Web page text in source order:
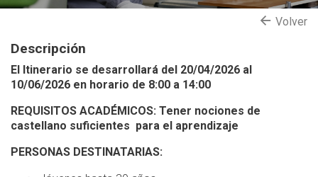
Volver
Descripción
El Itinerario se desarrollará del 20/04/2026 al
10/06/2026 en horario de 8:00 a 14:00
REQUISITOS ACADÉMICOS: Tener nociones de
castellano suficientes para el aprendizaje
PERSONAS DESTINATARIAS: